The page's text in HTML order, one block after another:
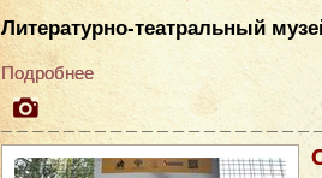
Литературно-театральный
Подробнее